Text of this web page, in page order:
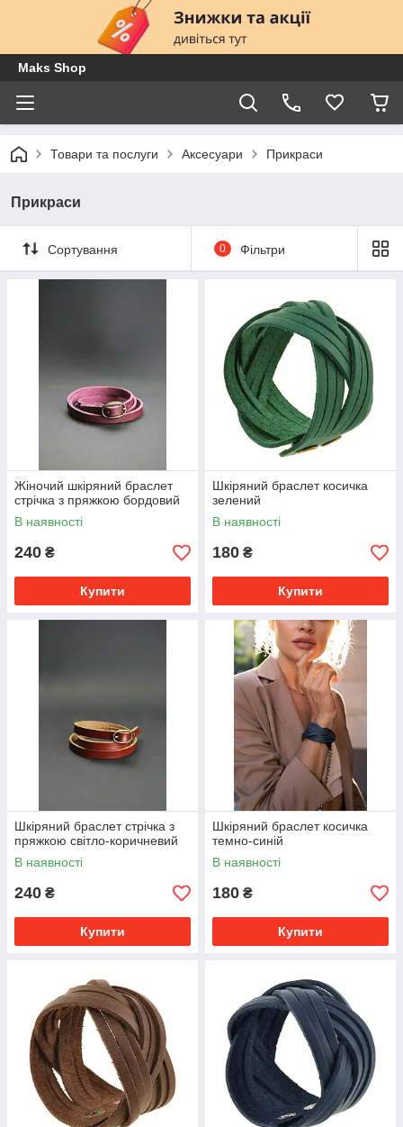
Maks Shop
Товари та послуги Аксесуари Прикраси
Прикраси
Сортування 0 Фільтри
Жіночий шкіряний браслет
стрічка з пряжкою бордовий
В наявності
240 ₴
Купити
Шкіряний браслет косичка
зелений
В наявності
180 ₴
Купити
Шкіряний браслет стрічка з
пряжкою світло-коричневий
В наявності
240 ₴
Купити
Шкіряний браслет косичка
темно-синій
В наявності
180 ₴
Купити